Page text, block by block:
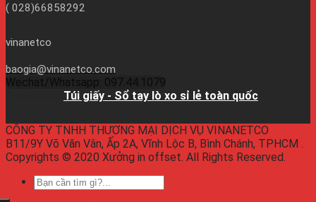
( 028)66858292
vinanetco
baogia@vinanetco.com
Wechat/Whatsapp: 097.44.1079
Túi giấy - Sổ tay lò xo sỉ lẻ toàn quốc
CÔNG TY TNHH THƯƠNG MẠI DỊCH VỤ VINANETCO
B11/9Y Võ Văn Vân, Ấp 2A, Vĩnh Lộc B, Bình Chánh, TPHCM .
Copyrights © 2020 Xưởng in offset. All Rights Reserved.